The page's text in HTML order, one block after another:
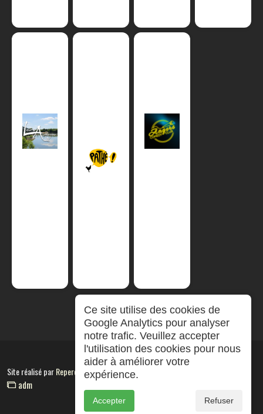
Site réalisé parRepereCom
adm
Ce site utilise des cookies de
Google Analytics pour analyser
notre trafic. Veuillez accepter
l'utilisation des cookies pour nous
aider à améliorer votre
expérience.
Accepter Refuser